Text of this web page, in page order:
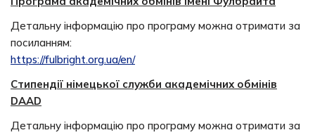
Детальну інформацію про програму можна отримати за
посиланням:
https://fulbright.org.ua/en/
Стипендії німецької служби академічних обмінів
DAAD
Детальну інформацію про програму можна отримати за